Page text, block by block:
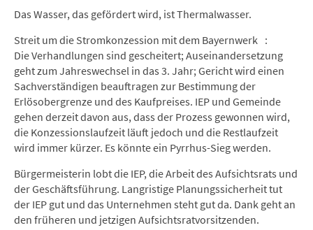
Das Wasser, das gefördert wird, ist Thermalwasser.
Streit um die Stromkonzession mit dem Bayernwerk :
Die Verhandlungen sind gescheitert; Auseinandersetzung
geht zum Jahreswechsel in das 3. Jahr; Gericht wird einen
Sachverständigen beauftragen zur Bestimmung der
Erlösobergrenze und des Kaufpreises. IEP und Gemeinde
gehen derzeit davon aus, dass der Prozess gewonnen wird,
die Konzessionslaufzeit läuft jedoch und die Restlaufzeit
wird immer kürzer. Es könnte ein Pyrrhus-Sieg werden.
Bürgermeisterin lobt die IEP, die Arbeit des Aufsichtsrats und
der Geschäftsführung. Langristige Planungssicherheit tut
der IEP gut und das Unternehmen steht gut da. Dank geht an
den früheren und jetzigen Aufsichtsratvorsitzenden.